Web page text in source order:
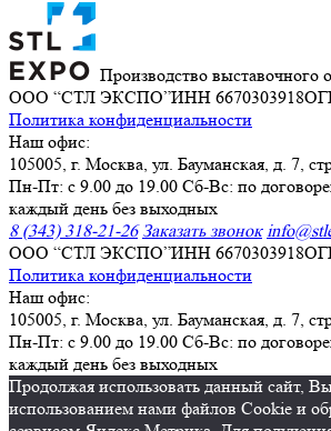
Производство выставочного
ООО “СТЛ ЭКСПО”ИНН 6670303918
Политика конфиденциальности
Наш офис:
105005, г. Москва, ул. Бауманская, д. 7,
Пн-Пт: с 9.00 до 19.00 Сб-Вс: по
каждый день без выходных
8 (343) 318-21-26 Заказать звонок
ООО “СТЛ ЭКСПО”ИНН 6670303918
Политика конфиденциальности
Наш офис:
105005, г. Москва, ул. Бауманская, д. 7,
Пн-Пт: с 9.00 до 19.00 Сб-Вс: по
каждый день без выходных
Продолжая использовать данный сайт,
использованием нами файлов Cookie и